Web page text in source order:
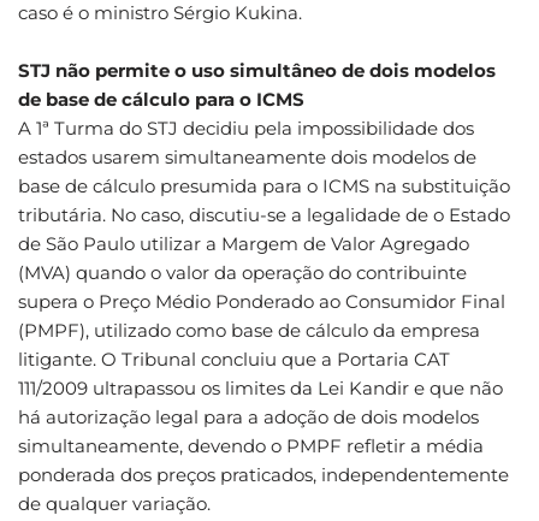
caso é o ministro Sérgio Kukina.
STJ não permite o uso simultâneo de dois modelos
de base de cálculo para o ICMS
A 1ª Turma do STJ decidiu pela impossibilidade dos
estados usarem simultaneamente dois modelos de
base de cálculo presumida para o ICMS na substituição
tributária. No caso, discutiu-se a legalidade de o Estado
de São Paulo utilizar a Margem de Valor Agregado
(MVA) quando o valor da operação do contribuinte
supera o Preço Médio Ponderado ao Consumidor Final
(PMPF), utilizado como base de cálculo da empresa
litigante. O Tribunal concluiu que a Portaria CAT
111/2009 ultrapassou os limites da Lei Kandir e que não
há autorização legal para a adoção de dois modelos
simultaneamente, devendo o PMPF refletir a média
ponderada dos preços praticados, independentemente
de qualquer variação.